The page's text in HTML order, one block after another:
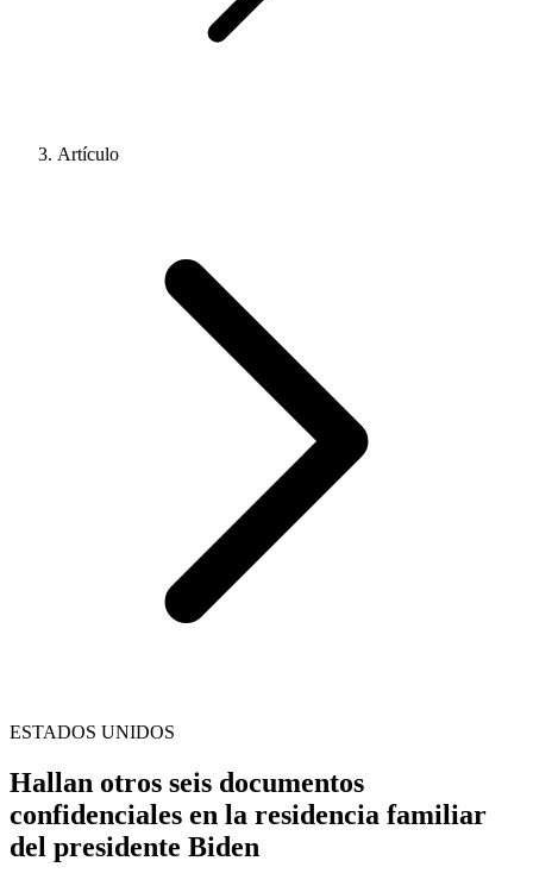
Artículo
ESTADOS UNIDOS
Hallan otros seis documentos
confidenciales en la residencia familiar
del presidente Biden